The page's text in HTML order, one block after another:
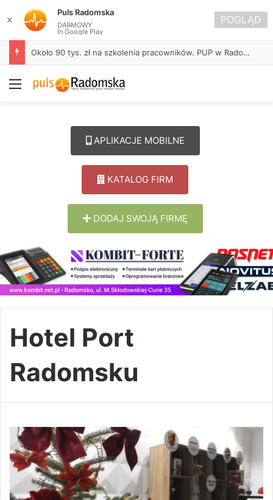
Około 90 tys. zł na szkolenia pracowników. PUP w Radomsku ogłasza nabór wniosków
Menu
APLIKACJE MOBILNE
KATALOG FIRM
DODAJ SWOJĄ FIRMĘ
Hotel Port
Radomsku
✕
Puls Radomska
DARMOWY
In Google Play
POGLĄD